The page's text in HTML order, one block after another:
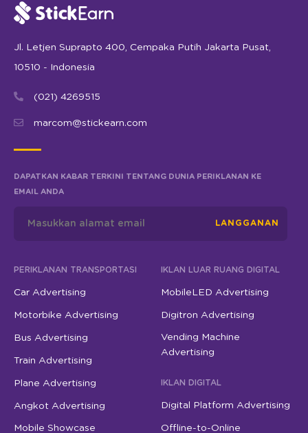
Jl. Letjen Suprapto 400, Cempaka Putih Jakarta Pusat,
10510 - Indonesia
(021) 4269515
marcom@stickearn.com
DAPATKAN KABAR TERKINI TENTANG DUNIA PERIKLANAN KE
EMAIL ANDA
LANGGANAN
PERIKLANAN TRANSPORTASI
Car Advertising
Motorbike Advertising
Bus Advertising
Train Advertising
Plane Advertising
Angkot Advertising
Mobile Showcase
IKLAN LUAR RUANG DIGITAL
MobileLED Advertising
Digitron Advertising
Vending Machine
Advertising
IKLAN DIGITAL
Digital Platform Advertising
Offline-to-Online